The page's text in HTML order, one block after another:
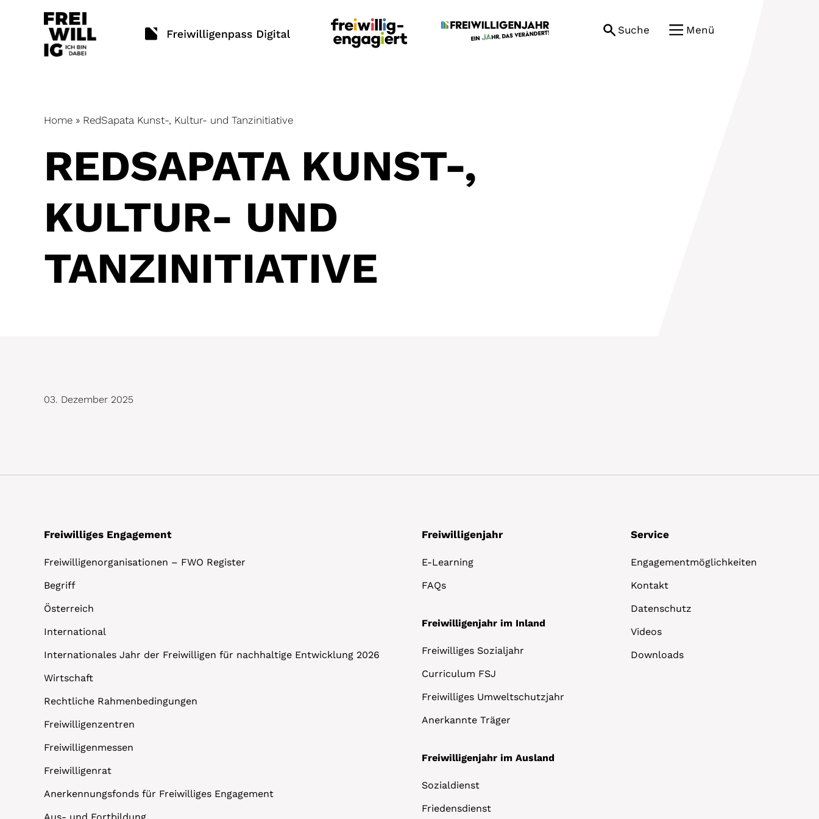
Suche Menü
Home » RedSapata Kunst-, Kultur- und Tanzinitiative
REDSAPATA KUNST-,
KULTUR- UND
TANZINITIATIVE
03. Dezember 2025
Freiwilliges Engagement
Freiwilligenorganisationen – FWO Register
Begriff
Österreich
International
Internationales Jahr der Freiwilligen für nachhaltige Entwicklung 2026
Wirtschaft
Rechtliche Rahmenbedingungen
Freiwilligenzentren
Freiwilligenmessen
Freiwilligenrat
Anerkennungsfonds für Freiwilliges Engagement
Freiwilligenjahr
E-Learning
FAQs
Freiwilligenjahr im Inland
Freiwilliges Sozialjahr
Curriculum FSJ
Freiwilliges Umweltschutzjahr
Anerkannte Träger
Freiwilligenjahr im Ausland
Sozialdienst
Friedensdienst
Service
Engagementmöglichkeiten
Kontakt
Datenschutz
Videos
Downloads